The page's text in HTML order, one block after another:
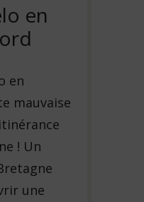
en
en
mauvaise
! Un
une